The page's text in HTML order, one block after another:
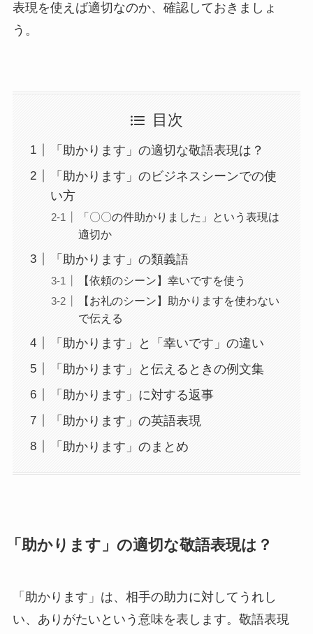
表現を使えば適切なのか、確認しておきましょ
う。
目次
「助かります」の適切な敬語表現は？
「助かります」のビジネスシーンでの使
い方
「〇〇の件助かりました」という表現は
適切か
「助かります」の類義語
【依頼のシーン】幸いですを使う
【お礼のシーン】助かりますを使わない
で伝える
「助かります」と「幸いです」の違い
「助かります」と伝えるときの例文集
「助かります」に対する返事
「助かります」の英語表現
「助かります」のまとめ
「助かります」の適切な敬語表現は？
「助かります」は、相手の助力に対してうれし
い、ありがたいという意味を表します。敬語表現